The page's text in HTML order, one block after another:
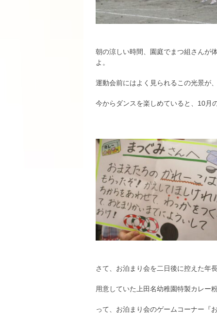
朝の涼しい時間、園庭でまつ組さんが
よ。
運動会前にはよく見られるこの光景が
今からダンスを楽しめていると、10月
さて、お泊まり会を二日後に控えた年
用意していた上田名幼稚園特製カレー
って、お泊まり会のゲームコーナー『